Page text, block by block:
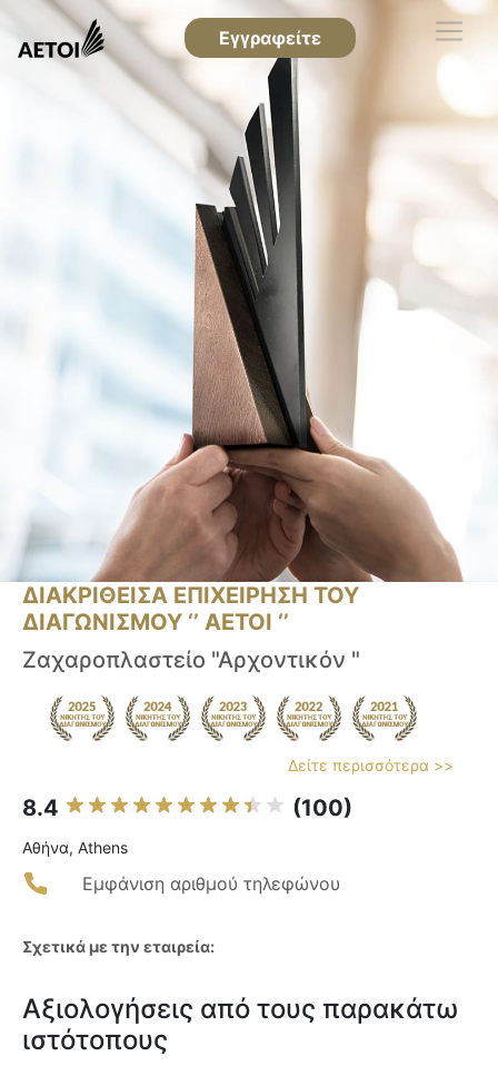
Εγγραφείτε
ΔΙΑΚΡΙΘΕΙΣΑ ΕΠΙΧΕΙΡΗΣΗ ΤΟΥ
ΔΙΑΓΩΝΙΣΜΟΥ ‘’ ΑΕΤΟΙ ‘’
Ζαχαροπλαστείο "Αρχοντικόν "
Δείτε περισσότερα >>
8.4 (100)
Αθήνα, Athens
Εμφάνιση αριθμού τηλεφώνου
Σχετικά με την εταιρεία:
Αξιολογήσεις από τους παρακάτω
ιστότοπους